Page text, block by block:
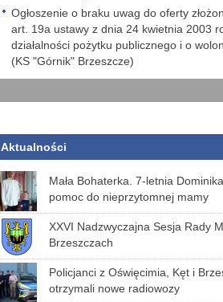
Ogłoszenie o braku uwag do oferty
art. 19a ustawy z dnia 24 kwietnia 2003
działalności pożytku publicznego i o
(KS "Górnik" Brzeszcze)
Aktualności
Mała Bohaterka. 7-letnia
pomoc do nieprzytomnej mamy
XXVI Nadzwyczajna Sesja Rady
Brzeszczach
Policjanci z Oświęcimia, Kęt i
otrzymali nowe radiowozy